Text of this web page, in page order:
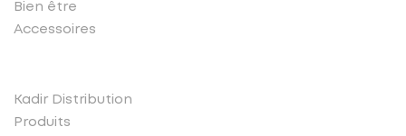
Bien être
Accessoires
Kadir Distribution
Produits